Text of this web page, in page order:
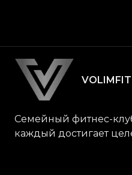
VOLIMFIT
Семейный фитнес-
каждый достигает